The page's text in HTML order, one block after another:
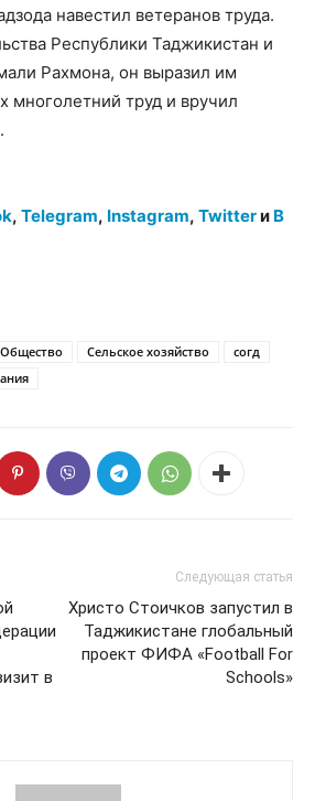
навестил ветеранов труда.
Республики Таджикистан и
Рахмона, он выразил им
многолетний труд и вручил
, Telegram, Instagram, Twitterи В
Общество Сельское хозяйство
согд
в
Следующая статья
Христо Стоичков запустил в
Таджикистане глобальный
проект ФИФА «Football For
Schools»